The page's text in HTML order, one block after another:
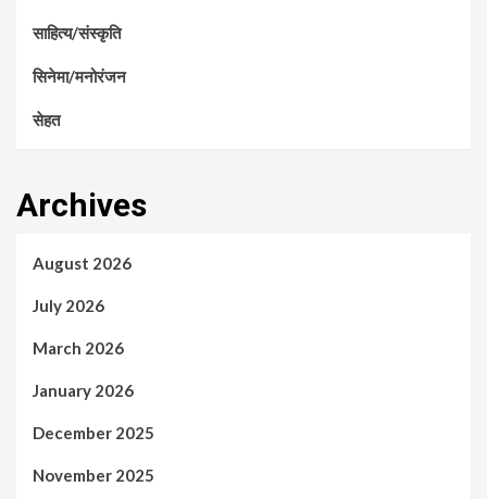
साहित्य/संस्कृति
सिनेमा/मनोरंजन
सेहत
Archives
August 2026
July 2026
March 2026
January 2026
December 2025
November 2025